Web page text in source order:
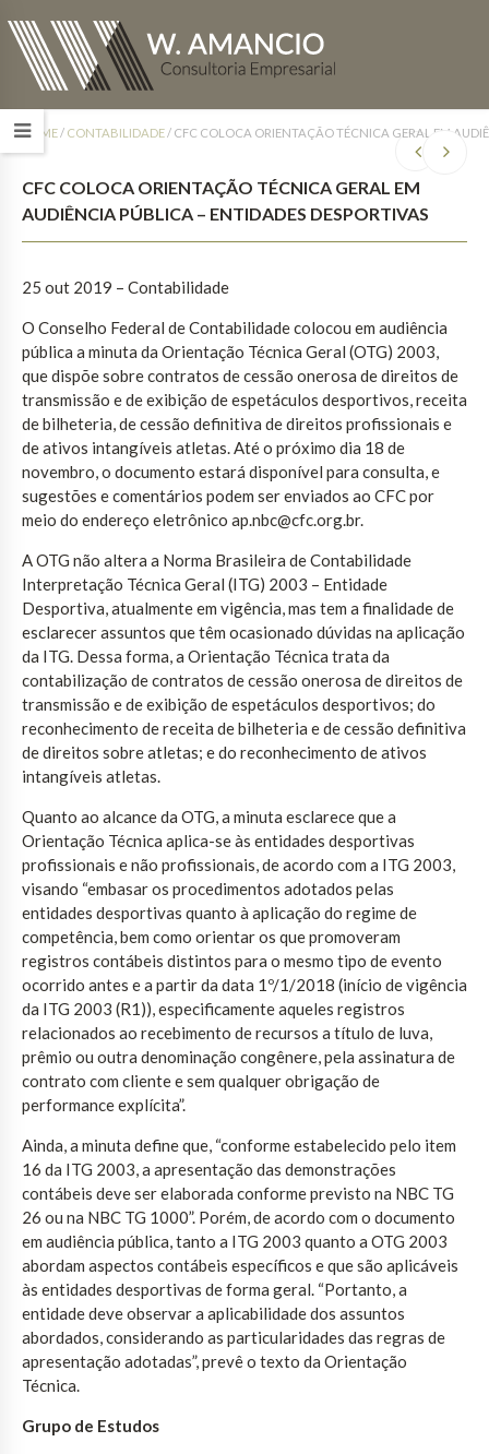
HOME/ CONTABILIDADE/ CFC COLOCA ORIENTAÇÃO TÉCNICA GERAL EM
CFC COLOCA ORIENTAÇÃO TÉCNICA GERAL EM
AUDIÊNCIA PÚBLICA – ENTIDADES DESPORTIVAS
25 out 2019 – Contabilidade
O Conselho Federal de Contabilidade colocou em audiência
pública a minuta da Orientação Técnica Geral (OTG) 2003,
que dispõe sobre contratos de cessão onerosa de direitos de
transmissão e de exibição de espetáculos desportivos, receita
de bilheteria, de cessão definitiva de direitos profissionais e
de ativos intangíveis atletas. Até o próximo dia 18 de
novembro, o documento estará disponível para consulta, e
sugestões e comentários podem ser enviados ao CFC por
meio do endereço eletrônico ap.nbc@cfc.org.br.
A OTG não altera a Norma Brasileira de Contabilidade
Interpretação Técnica Geral (ITG) 2003 – Entidade
Desportiva, atualmente em vigência, mas tem a finalidade de
esclarecer assuntos que têm ocasionado dúvidas na aplicação
da ITG. Dessa forma, a Orientação Técnica trata da
contabilização de contratos de cessão onerosa de direitos de
transmissão e de exibição de espetáculos desportivos; do
reconhecimento de receita de bilheteria e de cessão definitiva
de direitos sobre atletas; e do reconhecimento de ativos
intangíveis atletas.
Quanto ao alcance da OTG, a minuta esclarece que a
Orientação Técnica aplica-se às entidades desportivas
profissionais e não profissionais, de acordo com a ITG 2003,
visando “embasar os procedimentos adotados pelas
entidades desportivas quanto à aplicação do regime de
competência, bem como orientar os que promoveram
registros contábeis distintos para o mesmo tipo de evento
ocorrido antes e a partir da data 1º/1/2018 (início de vigência
da ITG 2003 (R1)), especificamente aqueles registros
relacionados ao recebimento de recursos a título de luva,
prêmio ou outra denominação congênere, pela assinatura de
contrato com cliente e sem qualquer obrigação de
performance explícita”.
Ainda, a minuta define que, “conforme estabelecido pelo item
16 da ITG 2003, a apresentação das demonstrações
contábeis deve ser elaborada conforme previsto na NBC TG
26 ou na NBC TG 1000”. Porém, de acordo com o documento
em audiência pública, tanto a ITG 2003 quanto a OTG 2003
abordam aspectos contábeis específicos e que são aplicáveis
às entidades desportivas de forma geral. “Portanto, a
entidade deve observar a aplicabilidade dos assuntos
abordados, considerando as particularidades das regras de
apresentação adotadas”, prevê o texto da Orientação
Técnica.
Grupo de Estudos